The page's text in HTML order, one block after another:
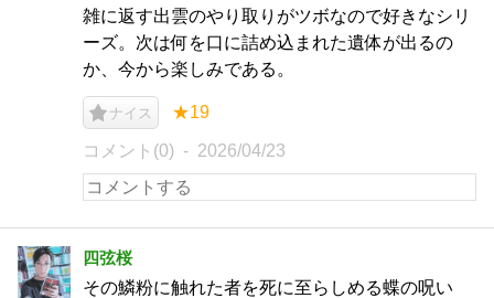
雑に返す出雲のやり取りがツボなので好きなシリ
ーズ。次は何を口に詰め込まれた遺体が出るの
か、今から楽しみである。
ナイス ★19
コメント(0) 2026/04/23
四弦桜
その鱗粉に触れた者を死に至らしめる蝶の呪い